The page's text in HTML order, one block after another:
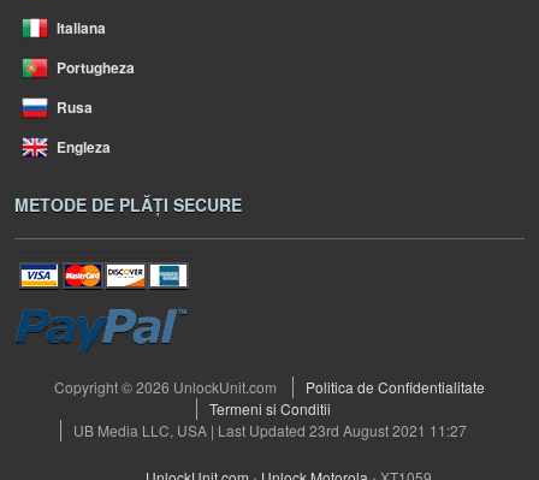
Italiana
Portugheza
Rusa
Engleza
METODE DE PLĂȚI SECURE
Copyright © 2026 UnlockUnit.com
Politica de Confidentialitate
Termeni si Conditii
UB Media LLC, USA | Last Updated 23rd August 2021 11:27